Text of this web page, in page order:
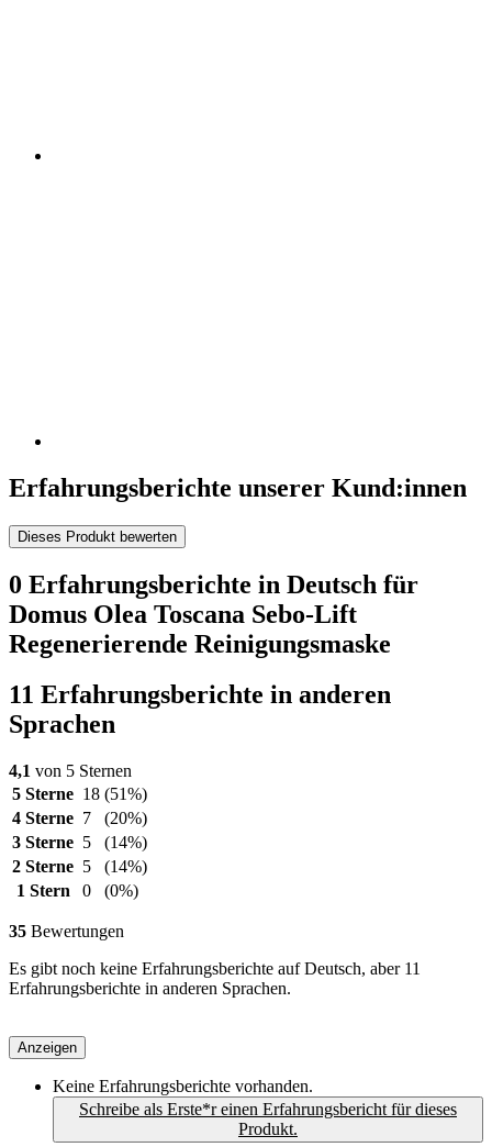
Erfahrungsberichte unserer Kund:innen
Dieses Produkt bewerten
0 Erfahrungsberichte in Deutsch für
Domus Olea Toscana Sebo-Lift
Regenerierende Reinigungsmaske
11 Erfahrungsberichte in anderen
Sprachen
4,1 von 5 Sternen
5 Sterne 18 (51%)
4 Sterne 7
(20%)
3 Sterne 5
(14%)
2 Sterne 5
(14%)
1 Stern
0 (0%)
35 Bewertungen
Es gibt noch keine Erfahrungsberichte auf Deutsch, aber 11
Erfahrungsberichte in anderen Sprachen.
Anzeigen
Keine Erfahrungsberichte vorhanden.
Schreibe als Erste*r einen Erfahrungsbericht für dieses
Produkt.